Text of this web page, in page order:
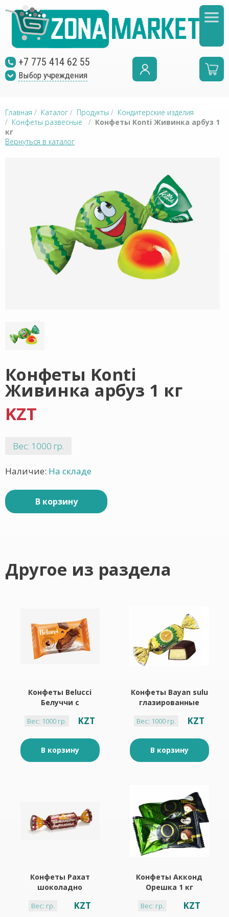
+7 775 414 62 55
Выбор учреждения
Главная / Каталог / Продукты / Кондитерские изделия
/ Конфеты развесные / Конфеты Konti Живинка арбуз 1
кг
Вернуться в каталог
Конфеты Konti
Живинка арбуз 1 кг
KZT
Вес: 1000 гр.
Наличие: На складе
В корзину
Другое из раздела
Конфеты Belucci
Белуччи с
вкусом 1 кг
Вес: 1000 гр. KZT
В корзину
Конфеты Bayan sulu
глазированные
Вес: 1000 гр. KZT
В корзину
Конфеты Рахат
шоколадно
Вес: гр. KZT
Конфеты Акконд
Орешка 1 кг
Вес: гр. KZT